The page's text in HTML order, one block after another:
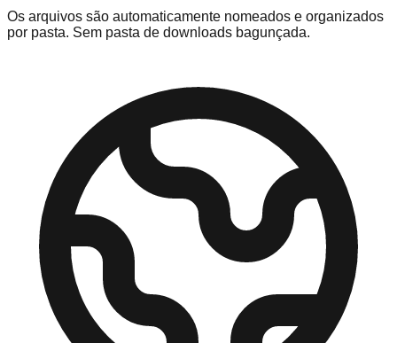
Os arquivos são automaticamente nomeados e organizados
por pasta. Sem pasta de downloads bagunçada.